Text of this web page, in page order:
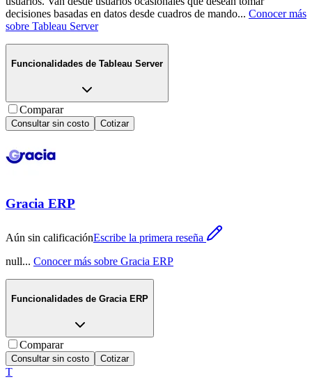
decisiones basadas en datos desde cuadros de mando... Conocer más
sobre Tableau Server
Funcionalidades de Tableau Server
Comparar
Consultar sin costo Cotizar
Gracia ERP
Aún sin calificaciónEscribe la primera reseña
null... Conocer más sobre Gracia ERP
Funcionalidades de Gracia ERP
Comparar
Consultar sin costo Cotizar
T